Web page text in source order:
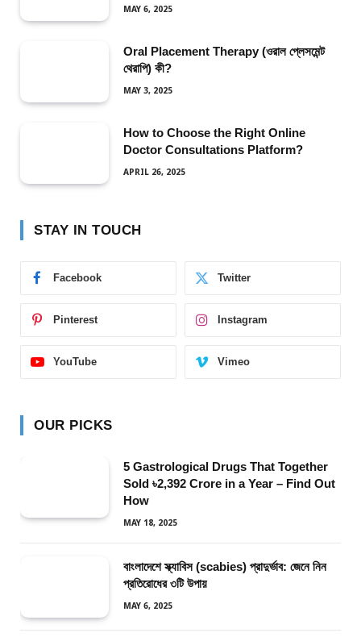
MAY 6, 2025
Oral Placement Therapy (ওরাল প্লেসমেন্ট
থেরাপি) কী?
MAY 3, 2025
How to Choose the Right Online
Doctor Consultations Platform?
APRIL 26, 2025
STAY IN TOUCH
Facebook Twitter
Pinterest Instagram
YouTube Vimeo
OUR PICKS
5 Gastrological Drugs That Together
Sold ৳2,392 Crore in a Year – Find Out
How
MAY 18, 2025
বাংলাদেশে স্ক্যাবিস (scabies) প্রাদুর্ভাব: জেনে নিন
প্রতিরোধের ৩টি উপায়
MAY 6, 2025